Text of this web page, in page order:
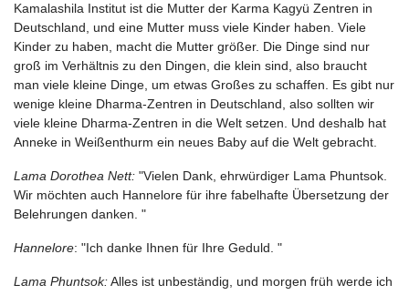
Kamalashila Institut ist die Mutter der Karma Kagyü Zentren in
Deutschland, und eine Mutter muss viele Kinder haben. Viele
Kinder zu haben, macht die Mutter größer. Die Dinge sind nur
groß im Verhältnis zu den Dingen, die klein sind, also braucht
man viele kleine Dinge, um etwas Großes zu schaffen. Es gibt nur
wenige kleine Dharma-Zentren in Deutschland, also sollten wir
viele kleine Dharma-Zentren in die Welt setzen. Und deshalb hat
Anneke in Weißenthurm ein neues Baby auf die Welt gebracht.
Lama Dorothea Nett: "Vielen Dank, ehrwürdiger Lama Phuntsok.
Wir möchten auch Hannelore für ihre fabelhafte Übersetzung der
Belehrungen danken. "
Hannelore: "Ich danke Ihnen für Ihre Geduld. "
Lama Phuntsok:Alles ist unbeständig, und morgen früh werde ich